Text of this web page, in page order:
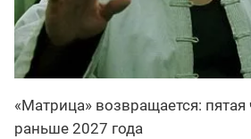
«Матрица» возвращается: пятая
раньше 2027 года